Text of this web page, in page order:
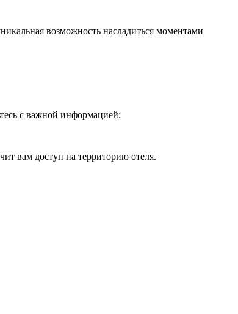
возможность насладиться моментами
с важной информацией:
вам доступ на территорию отеля.